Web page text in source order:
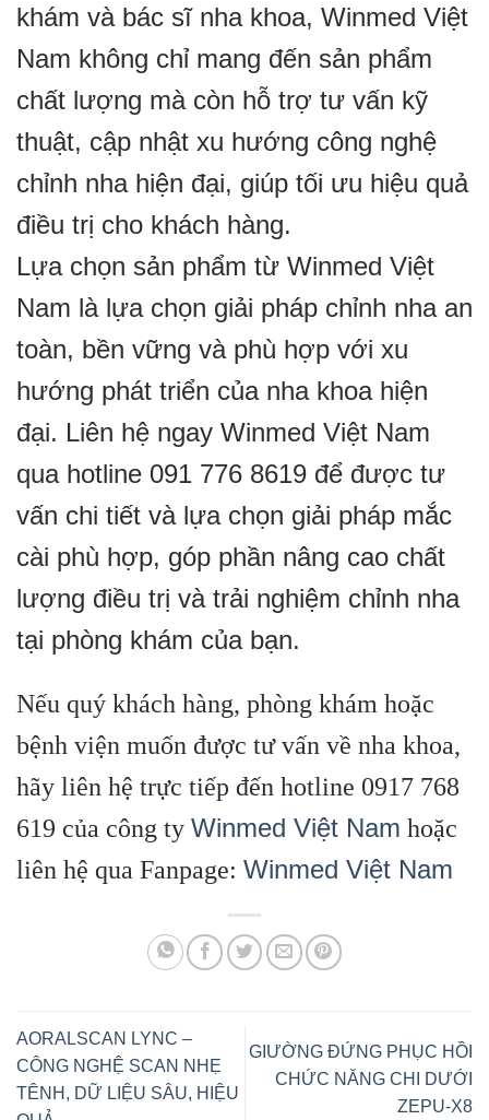
khám và bác sĩ nha khoa, Winmed Việt
Nam không chỉ mang đến sản phẩm
chất lượng mà còn hỗ trợ tư vấn kỹ
thuật, cập nhật xu hướng công nghệ
chỉnh nha hiện đại, giúp tối ưu hiệu quả
điều trị cho khách hàng.
Lựa chọn sản phẩm từ Winmed Việt
Nam là lựa chọn giải pháp chỉnh nha an
toàn, bền vững và phù hợp với xu
hướng phát triển của nha khoa hiện
đại. Liên hệ ngay Winmed Việt Nam
qua hotline 091 776 8619 để được tư
vấn chi tiết và lựa chọn giải pháp mắc
cài phù hợp, góp phần nâng cao chất
lượng điều trị và trải nghiệm chỉnh nha
tại phòng khám của bạn.
Nếu quý khách hàng, phòng khám hoặc
bệnh viện muốn được tư vấn về nha khoa,
hãy liên hệ trực tiếp đến hotline 0917 768
619 của công ty Winmed Việt Nam hoặc
liên hệ qua Fanpage: Winmed Việt Nam
AORALSCAN LYNC –
CÔNG NGHỆ SCAN NHẸ
TÊNH, DỮ LIỆU SÂU, HIỆU
GIƯỜNG ĐỨNG PHỤC HỒI
CHỨC NĂNG CHI DƯỚI
ZEPU-X8